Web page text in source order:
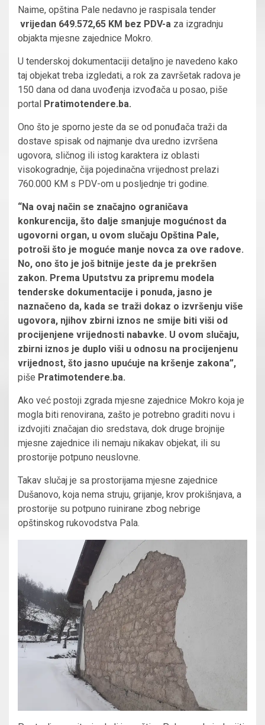
Naime, opština Pale nedavno je raspisala tender
vrijedan 649.572,65 KM bez PDV-a za izgradnju
objakta mjesne zajednice Mokro.
U tenderskoj dokumentaciji detaljno je navedeno kako
taj objekat treba izgledati, a rok za završetak radova je
150 dana od dana uvođenja izvođača u posao, piše
portal Pratimotendere.ba.
Ono što je sporno jeste da se od ponuđača traži da
dostave spisak od najmanje dva uredno izvršena
ugovora, sličnog ili istog karaktera iz oblasti
visokogradnje, čija pojedinačna vrijednost prelazi
760.000 KM s PDV-om u posljednje tri godine.
“Na ovaj način se značajno ograničava
konkurencija, što dalje smanjuje mogućnost da
ugovorni organ, u ovom slučaju Opština Pale,
potroši što je moguće manje novca za ove radove.
No, ono što je još bitnije jeste da je prekršen
zakon. Prema Uputstvu za pripremu modela
tenderske dokumentacije i ponuda, jasno je
naznačeno da, kada se traži dokaz o izvršenju više
ugovora, njihov zbirni iznos ne smije biti viši od
procijenjene vrijednosti nabavke. U ovom slučaju,
zbirni iznos je duplo viši u odnosu na procijenjenu
vrijednost, što jasno upućuje na kršenje zakona”,
piše Pratimotendere.ba.
Ako već postoji zgrada mjesne zajednice Mokro koja je
mogla biti renovirana, zašto je potrebno graditi novu i
izdvojiti značajan dio sredstava, dok druge brojnije
mjesne zajednice ili nemaju nikakav objekat, ili su
prostorije potpuno neuslovne.
Takav slučaj je sa prostorijama mjesne zajednice
Dušanovo, koja nema struju, grijanje, krov prokišnjava, a
prostorije su potpuno ruinirane zbog nebrige
opštinskog rukovodstva Pala.